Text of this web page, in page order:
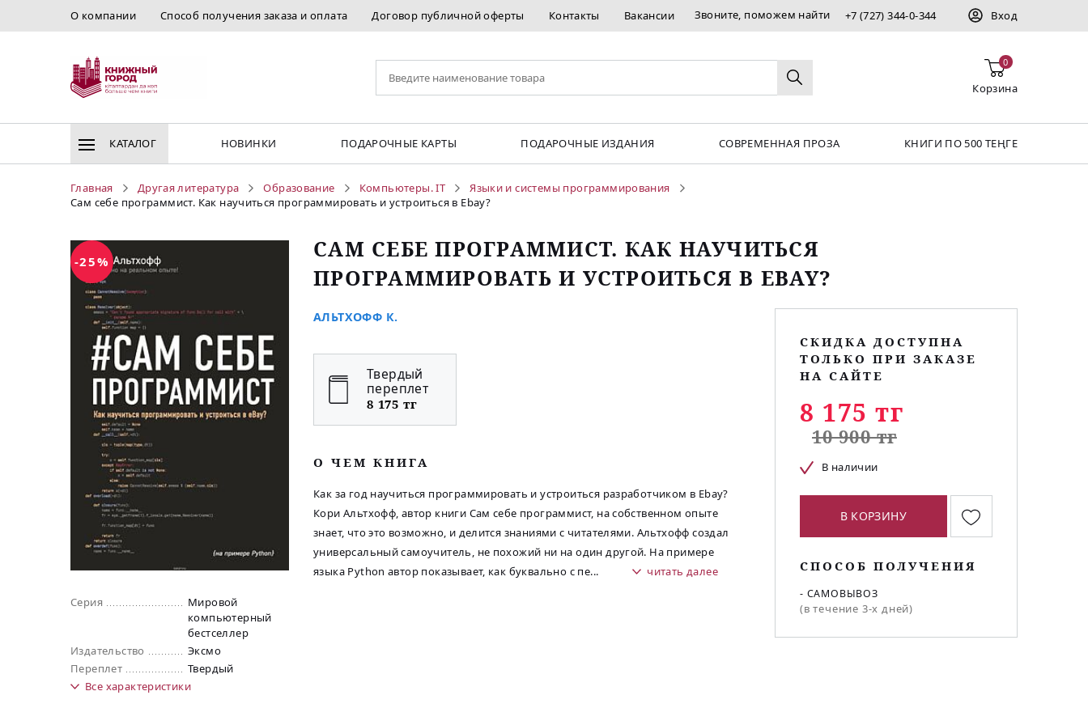
О компании Способ получения заказа и оплата Договор публичной оферты Контакты Вакансии Звоните, поможем найти +7 (727) 344-0-344 Вход
0
Корзина
КАТАЛОГ НОВИНКИ ПОДАРОЧНЫЕ КАРТЫ ПОДАРОЧНЫЕ ИЗДАНИЯ СОВРЕМЕННАЯ ПРОЗА КНИГИ ПО 500 ТЕҢГЕ
Главная Другая литература Образование Компьютеры. IT
Языки и системы программирования
Сам себе программист. Как научиться программировать и устроиться в Ebay?
-25%
Серия
Мировой
компьютерный
бестселлер
Издательство
Эксмо
Переплет
Твердый
Все характеристики
САМ СЕБЕ ПРОГРАММИСТ. КАК НАУЧИТЬСЯ
ПРОГРАММИРОВАТЬ И УСТРОИТЬСЯ В EBAY?
АЛЬТХОФФ К.
Твердый
переплет
8 175 тг
O ЧЕМ КНИГА
Как за год научиться программировать и устроиться разработчиком в Ebay?
Кори Альтхофф, автор книги Сам себе программист, на собственном опыте
знает, что это возможно, и делится знаниями с читателями. Альтхофф создал
универсальный самоучитель, не похожий ни на один другой. На примере
языка Python автор показывает, как буквально с пе... читать далее
СКИДКА ДОСТУПНА
ТОЛЬКО ПРИ ЗАКАЗЕ
НА САЙТЕ
8 175 тг
10 900 тг
В наличии
В КОРЗИНУ
СПОСОБ ПОЛУЧЕНИЯ
- САМОВЫВОЗ
(в течение 3-х дней)